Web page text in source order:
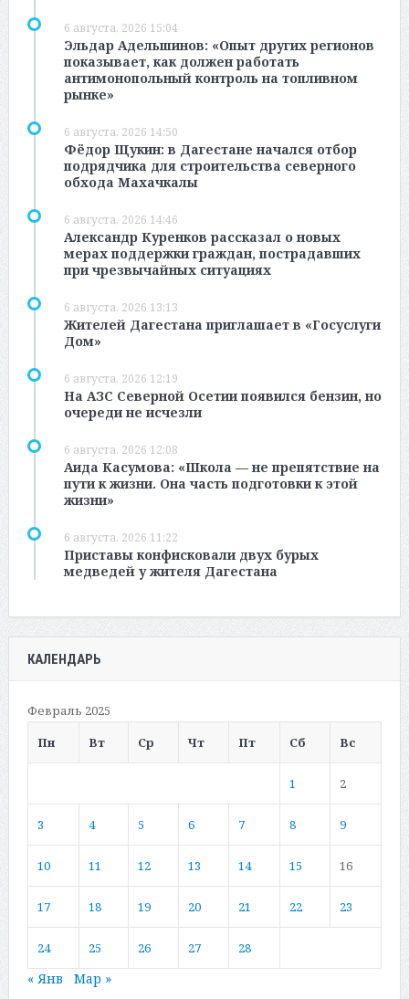
6 августа, 2026 15:04
Эльдар Адельшинов: «Опыт других регионов
показывает, как должен работать
антимонопольный контроль на топливном
рынке»
6 августа, 2026 14:50
Фёдор Щукин: в Дагестане начался отбор
подрядчика для строительства северного
обхода Махачкалы
6 августа, 2026 14:46
Александр Куренков рассказал о новых
мерах поддержки граждан, пострадавших
при чрезвычайных ситуациях
6 августа, 2026 13:13
Жителей Дагестана приглашает в «Госуслуги
Дом»
6 августа, 2026 12:19
На АЗС Северной Осетии появился бензин, но
очереди не исчезли
6 августа, 2026 12:08
Аида Касумова: «Школа — не препятствие на
пути к жизни. Она часть подготовки к этой
жизни»
6 августа, 2026 11:22
Приставы конфисковали двух бурых
медведей у жителя Дагестана
КАЛЕНДАРЬ
Февраль 2025
Пн
Вт Ср Чт Пт Сб Вс
1 2
3 4 5 6 7 8 9
10 11 12 13 14 15 16
17 18 19 20 21 22 23
24 25 26 27 28
« Янв Мар »